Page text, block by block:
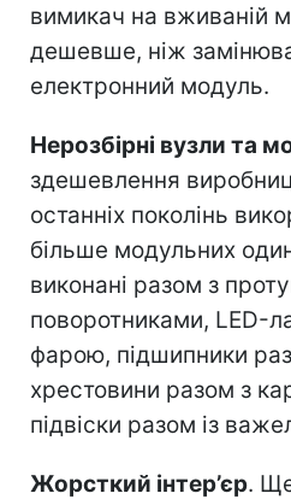
вимикач на вживаній
дешевше, ніж
електронний модуль.
Нерозбірні вузли та
здешевлення
останніх поколінь
більше модульних
виконані разом з
поворотниками, LED-
фарою, підшипники
хрестовини разом з
підвіски разом із
Жорсткий інтер’єр.